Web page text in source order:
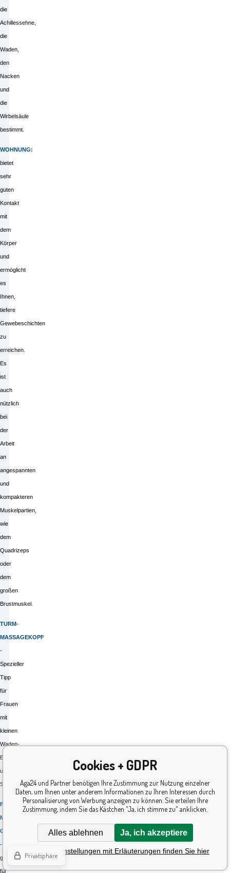
die
Achillessehne,
die
Waden,
den
Nacken
und
die
Wirbelsäule
bestimmt.
WOHNUNG:
bietet
sehr
guten
Kontakt
mit
dem
Körper
und
ermöglicht
es
Ihnen,
tiefere
Gewebeschichten
zu
erreichen.
Es
ist
auch
nützlich
bei
der
Arbeit
an
angespannten
und
kompakteren
Muskelpartien,
wie
dem
Quadrizeps
oder
dem
großen
Brustmuskel.
TURM-
MASSAGEKOPF
-
Spezieller
Tipp
für
Frauen
mit
kleinen
Waden-,
Bauch-
und
Schultermuskeln.
FORM
MIT
GRIFFEN
-
geeignet
für
Cookies + GDPR
Aga24 und Partner benötigen Ihre Zustimmung zur Nutzung einzelner
Daten, um Ihnen unter anderem Informationen zu Ihren Interessen durch
Personalisierung von Werbung anzeigen zu können. Sie erteilen Ihre
Zustimmung, indem Sie das Kästchen "Ja, ich stimme zu" anklicken.
Alles ablehnen Ja, ich akzeptiere
Detaillierte Einstellungen mit Erläuterungen finden Sie hier
Privatsphäre